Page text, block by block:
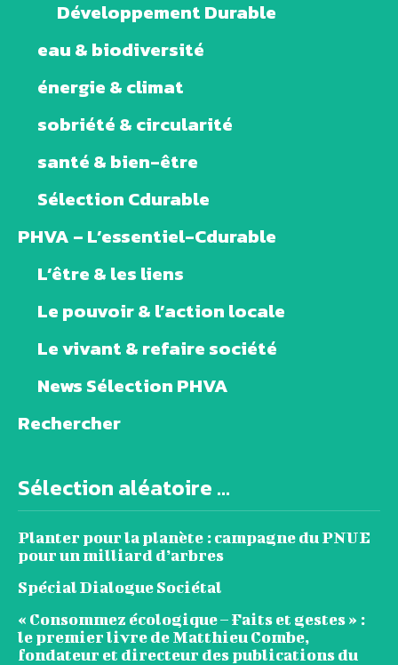
Développement Durable
eau & biodiversité
énergie & climat
sobriété & circularité
santé & bien-être
Sélection Cdurable
PHVA – L’essentiel-Cdurable
L’être & les liens
Le pouvoir & l’action locale
Le vivant & refaire société
News Sélection PHVA
Rechercher
Sélection aléatoire ...
Planter pour la planète : campagne du PNUE
pour un milliard d’arbres
Spécial Dialogue Sociétal
« Consommez écologique – Faits et gestes » :
le premier livre de Matthieu Combe,
fondateur et directeur des publications du